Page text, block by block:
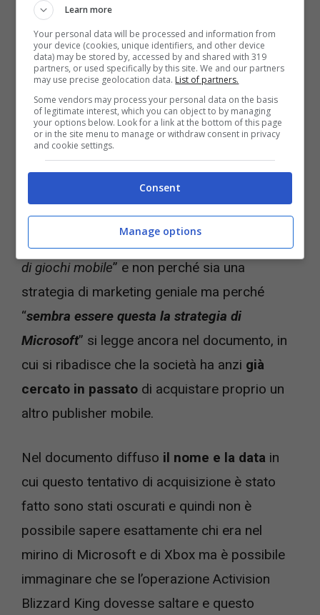
Microsoft pensa a nuovi accordi dopo Activision-Blizzard e
il no di CMA – Videogiochi.com
In un paragrafo si sottolinea come Microsoft
non ha bisognodi consolidare la propria
posizione nel mercato mobile acquisendo
necessariamente Activision Blizzard King e
potrebbe farlo “
acquistando un altro publisher
di giochi mobile” e non perché sia una
strategia di marketing geniale ma perché
“sembra essere questa la strategia di
Microsoft” si legge ancora nel documento, in
cui si ribadisce che la società ha anzi già
cercato in passato di acquistare proprio un
altro publisher mobile.
Nel documento diffuso il nome e la data in
cui questo tentativo di acquisizione è stato
fatto sono stati oscurati e quindi non è
possibile sapere esattamente chi era nel
mirino di Microsoft e di Xbox ma è possibile
immaginare che se l’operazione Activision
Blizzard King dovesse saltare e questo
Learn more
Your personal data will be processed and information from
your device (cookies, unique identifiers, and other device
data) may be stored by, accessed by and shared with 319
partners, or used specifically by this site. We and our partners
may use precise geolocation data. List of partners.
Some vendors may process your personal data on the basis
of legitimate interest, which you can object to by managing
your options below. Look for a link at the bottom of this page
or in the site menu to manage or withdraw consent in privacy
and cookie settings.
Consent
Manage options